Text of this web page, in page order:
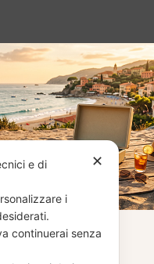
usati
✕
e di
i
continuerai senza